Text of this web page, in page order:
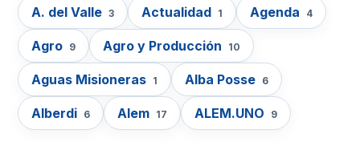
A. del Valle 3 Actualidad 1 Agenda 4
Agro 9 Agro y Producción 10
Aguas Misioneras 1 Alba Posse 6
Alberdi 6 Alem 17 ALEM.UNO 9